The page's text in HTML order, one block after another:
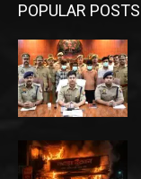
POPULAR POSTS